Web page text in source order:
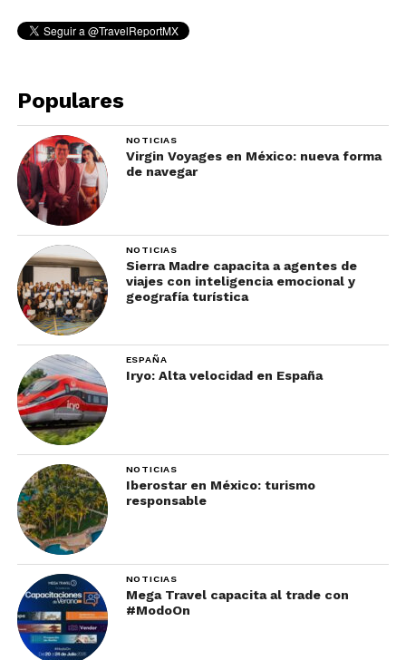
Populares
NOTICIAS
Virgin Voyages en México: nueva forma
de navegar
NOTICIAS
Sierra Madre capacita a agentes de
viajes con inteligencia emocional y
geografía turística
ESPAÑA
Iryo: Alta velocidad en España
NOTICIAS
Iberostar en México: turismo
responsable
NOTICIAS
Mega Travel capacita al trade con
#ModoOn